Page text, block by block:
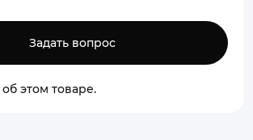
Задать вопрос
этом товаре.